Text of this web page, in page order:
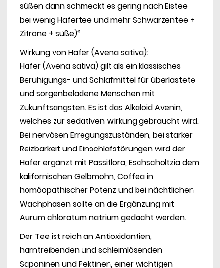
süßen dann schmeckt es gering nach Eistee
bei wenig Hafertee und mehr Schwarzentee +
Zitrone + süße)“
Wirkung von Hafer (Avena sativa):
Hafer (Avena sativa) gilt als ein klassisches
Beruhigungs- und Schlafmittel für überlastete
und sorgenbeladene Menschen mit
Zukunftsängsten. Es ist das Alkaloid Avenin,
welches zur sedativen Wirkung gebraucht wird.
Bei nervösen Erregungszuständen, bei starker
Reizbarkeit und Einschlafstörungen wird der
Hafer ergänzt mit Passiflora, Eschscholtzia dem
kalifornischen Gelbmohn, Coffea in
homöopathischer Potenz und bei nächtlichen
Wachphasen sollte an die Ergänzung mit
Aurum chloratum natrium gedacht werden.
Der Tee ist reich an Antioxidantien,
harntreibenden und schleimlösenden
Saponinen und Pektinen, einer wichtigen